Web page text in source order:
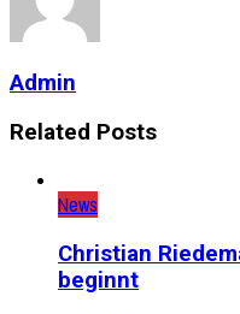
Admin
Related Posts
News
Christian
beginnt